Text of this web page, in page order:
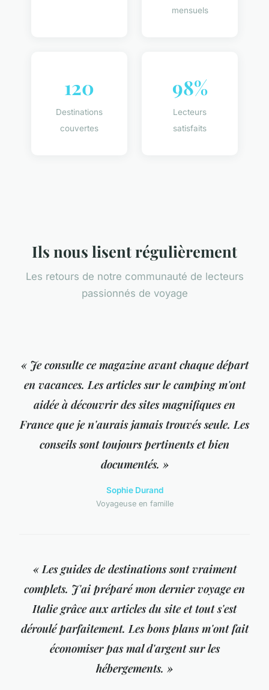
mensuels
120
Destinations
couvertes
98%
Lecteurs
satisfaits
Ils nous lisent régulièrement
Les retours de notre communauté de lecteurs
passionnés de voyage
« Je consulte ce magazine avant chaque départ
en vacances. Les articles sur le camping m'ont
aidée à découvrir des sites magnifiques en
France que je n'aurais jamais trouvés seule. Les
conseils sont toujours pertinents et bien
documentés. »
Sophie Durand
Voyageuse en famille
« Les guides de destinations sont vraiment
complets. J'ai préparé mon dernier voyage en
Italie grâce aux articles du site et tout s'est
déroulé parfaitement. Les bons plans m'ont fait
économiser pas mal d'argent sur les
hébergements. »